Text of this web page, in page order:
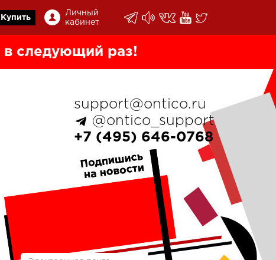
Купить
Личный
кабинет
в следующий раз!
support@ontico.ru
@ontico_support
+7 (495) 646-0768